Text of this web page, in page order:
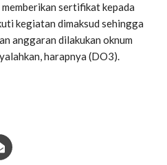
sertifikat kepada
kegiatan dimaksud sehingga
anggaran dilakukan oknum
harapnya (DO3).